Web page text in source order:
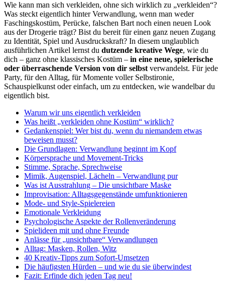
Wie kann man sich verkleiden, ohne sich wirklich zu „verkleiden“?
Was steckt eigentlich hinter Verwandlung, wenn man weder
Faschingskostüm, Perücke, falschen Bart noch einen neuen Look
aus der Drogerie trägt? Bist du bereit für einen ganz neuen Zugang
zu Identität, Spiel und Ausdruckskraft? In diesem unglaublich
ausführlichen Artikel lernst du dutzende kreative Wege, wie du
dich – ganz ohne klassisches Kostüm – in eine neue, spielerische
oder überraschende Version von dir selbst verwandelst. Für jede
Party, für den Alltag, für Momente voller Selbstironie,
Schauspielkunst oder einfach, um zu entdecken, wie wandelbar du
eigentlich bist.
Warum wir uns eigentlich verkleiden
Was heißt „verkleiden ohne Kostüm“ wirklich?
Gedankenspiel: Wer bist du, wenn du niemandem etwas
beweisen musst?
Die Grundlagen: Verwandlung beginnt im Kopf
Körpersprache und Movement-Tricks
Stimme, Sprache, Sprechweise
Mimik, Augenspiel, Lächeln – Verwandlung pur
Was ist Ausstrahlung – Die unsichtbare Maske
Improvisation: Alltagsgegenstände umfunktionieren
Mode- und Style-Spielereien
Emotionale Verkleidung
Psychologische Aspekte der Rollenveränderung
Spielideen mit und ohne Freunde
Anlässe für „unsichtbare“ Verwandlungen
Alltag: Masken, Rollen, Witz
40 Kreativ-Tipps zum Sofort-Umsetzen
Die häufigsten Hürden – und wie du sie überwindest
Fazit: Erfinde dich jeden Tag neu!